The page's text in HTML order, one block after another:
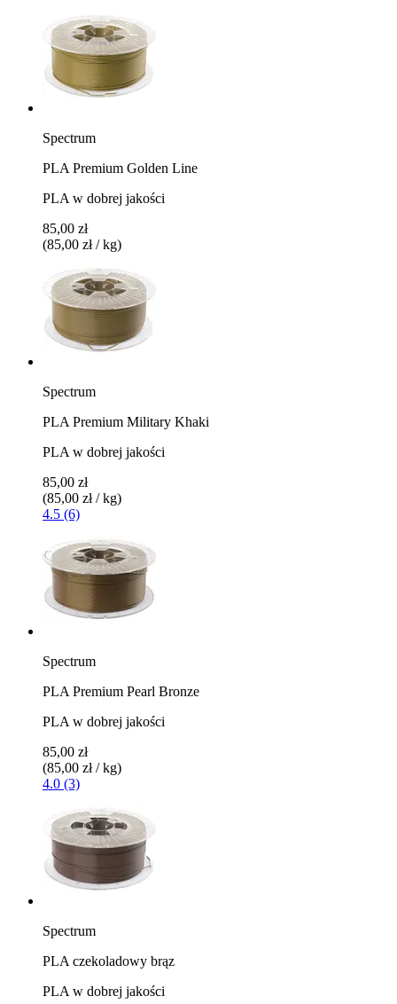
Spectrum
PLA Premium Golden Line
PLA w dobrej jakości
85,00 zł
(85,00 zł / kg)
Spectrum
PLA Premium Military Khaki
PLA w dobrej jakości
85,00 zł
(85,00 zł / kg)
4.5 (6)
Spectrum
PLA Premium Pearl Bronze
PLA w dobrej jakości
85,00 zł
(85,00 zł / kg)
4.0 (3)
Spectrum
PLA czekoladowy brąz
PLA w dobrej jakości